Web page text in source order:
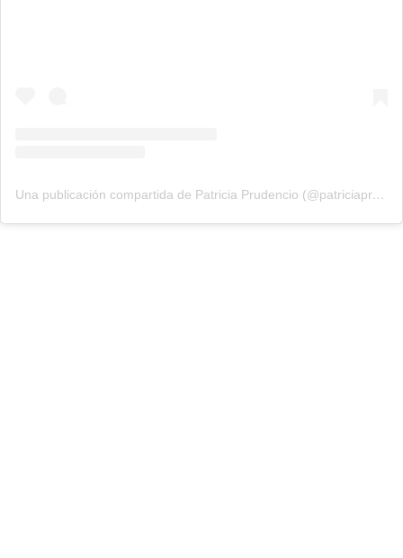
Una publicación compartida de Patricia Prudencio (@patriciaprudencio98)